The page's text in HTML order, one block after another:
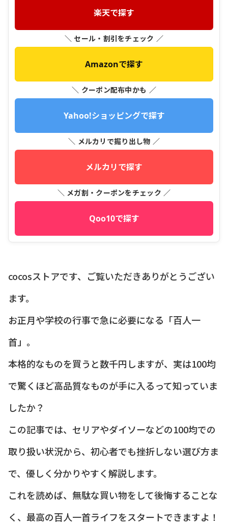
楽天で探す
＼ セール・割引をチェック ／
Amazonで探す
＼ クーポン配布中かも ／
Yahoo!ショッピングで探す
＼ メルカリで掘り出し物 ／
メルカリで探す
＼ メガ割・クーポンをチェック ／
Qoo10で探す
cocosストアです、ご覧いただきありがとうござい
ます。
お正月や学校の行事で急に必要になる「百人一
首」。
本格的なものを買うと数千円しますが、実は100均
で驚くほど高品質なものが手に入るって知っていま
したか？
この記事では、セリアやダイソーなどの100均での
取り扱い状況から、初心者でも挫折しない選び方ま
で、優しく分かりやすく解説します。
これを読めば、無駄な買い物をして後悔することな
く、最高の百人一首ライフをスタートできますよ！